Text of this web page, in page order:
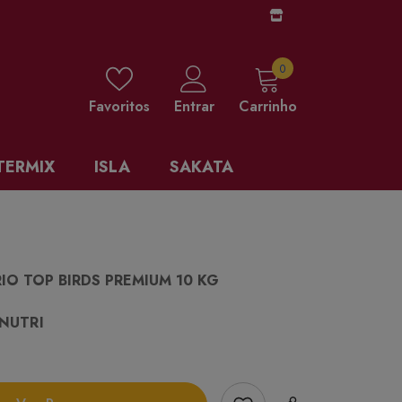
Favoritos Entrar Carrinho
00 items
ISLA SAKATA
TOP BIRDS PREMIUM 10 KG